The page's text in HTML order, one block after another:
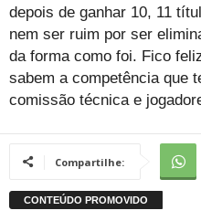
depois de ganhar 10, 11
nem ser ruim por ser
da forma como foi. Fico
sabem a competência que
comissão técnica e
Compartilhe: